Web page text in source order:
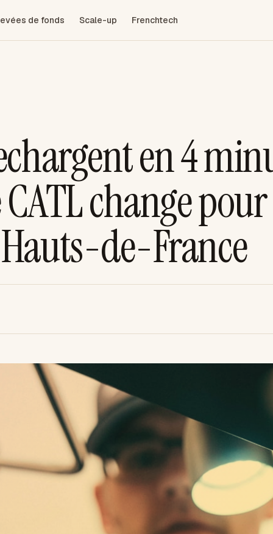
de fonds Scale-up Frenchtech
en 4
change
de-France